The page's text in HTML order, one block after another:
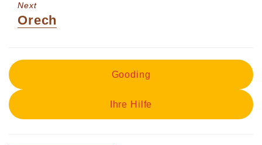
Next
Next
Orech
Gooding
Ihre Hilfe